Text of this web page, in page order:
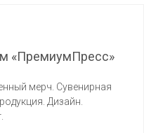
«ПремиумПресс»
мерч. Сувенирная
Дизайн.